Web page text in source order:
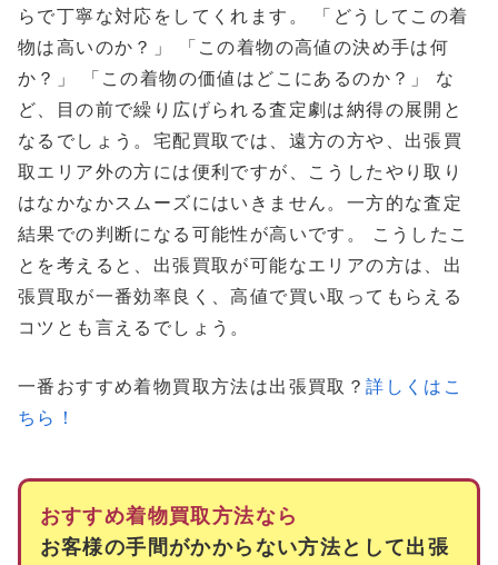
らで丁寧な対応をしてくれます。 「どうしてこの着
物は高いのか？」 「この着物の高値の決め手は何
か？」 「この着物の価値はどこにあるのか？」 な
ど、目の前で繰り広げられる査定劇は納得の展開と
なるでしょう。宅配買取では、遠方の方や、出張買
取エリア外の方には便利ですが、こうしたやり取り
はなかなかスムーズにはいきません。一方的な査定
結果での判断になる可能性が高いです。 こうしたこ
とを考えると、出張買取が可能なエリアの方は、出
張買取が一番効率良く、高値で買い取ってもらえる
コツとも言えるでしょう。
一番おすすめ着物買取方法は出張買取？詳しくはこ
ちら！
おすすめ着物買取方法なら
お客様の手間がかからない方法として出張